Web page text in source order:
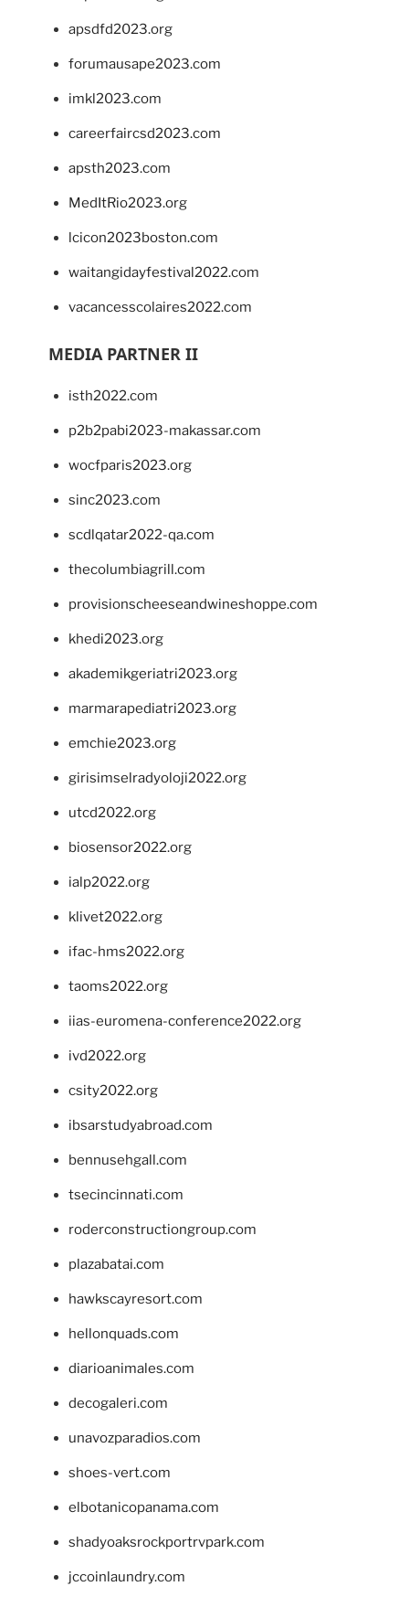
apsdfd2023.org
forumausape2023.com
imkl2023.com
careerfaircsd2023.com
apsth2023.com
MedItRio2023.org
lcicon2023boston.com
waitangidayfestival2022.com
vacancesscolaires2022.com
MEDIA PARTNER II
isth2022.com
p2b2pabi2023-makassar.com
wocfparis2023.org
sinc2023.com
scdlqatar2022-qa.com
thecolumbiagrill.com
provisionscheeseandwineshoppe.com
khedi2023.org
akademikgeriatri2023.org
marmarapediatri2023.org
emchie2023.org
girisimselradyoloji2022.org
utcd2022.org
biosensor2022.org
ialp2022.org
klivet2022.org
ifac-hms2022.org
taoms2022.org
iias-euromena-conference2022.org
ivd2022.org
csity2022.org
ibsarstudyabroad.com
bennusehgall.com
tsecincinnati.com
roderconstructiongroup.com
plazabatai.com
hawkscayresort.com
hellonquads.com
diarioanimales.com
decogaleri.com
unavozparadios.com
shoes-vert.com
elbotanicopanama.com
shadyoaksrockportrvpark.com
jccoinlaundry.com